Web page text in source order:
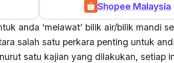
Shopee Malaysia
anda ‘melawat’ bilik air/bilik mandi
salah satu perkara penting untuk
satu kajian yang dilakukan, setiap